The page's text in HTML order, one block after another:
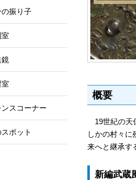
振り子
鏡
スコーナー
ポット
概要
19世紀の天
しかの村々
来へと継承す
新編武蔵